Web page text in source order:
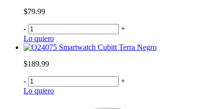
$79.99
-
+
Lo quiero
Smartwatch Cubitt Terra Negro
$189.99
-
+
Lo quiero